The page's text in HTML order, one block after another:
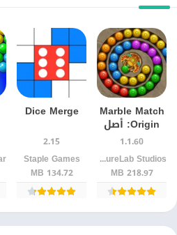
Marble Match
Origin: أصل
الفكرة
وطريقة اللعب
التي تجذب
اللاعبين
1.1.60
LeisureLab Studios
218.97 MB
Dice Merge
2.15
Staple Games
134.72 MB